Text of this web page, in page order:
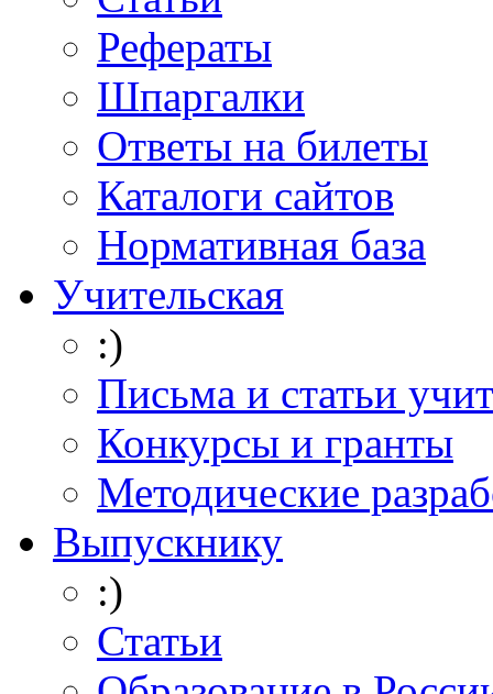
Рефераты
Шпаргалки
Ответы на билеты
Каталоги сайтов
Нормативная база
Учительская
:)
Письма и статьи
Конкурсы и гранты
Методические
Выпускнику
:)
Статьи